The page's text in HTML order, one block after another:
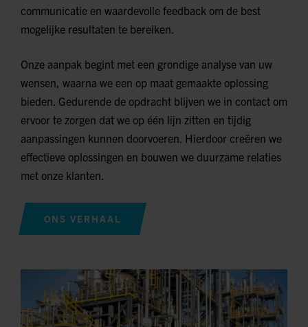
communicatie en waardevolle feedback om de best
mogelijke resultaten te bereiken.
Onze aanpak begint met een grondige analyse van uw
wensen, waarna we een op maat gemaakte oplossing
bieden. Gedurende de opdracht blijven we in contact om
ervoor te zorgen dat we op één lijn zitten en tijdig
aanpassingen kunnen doorvoeren. Hierdoor creëren we
effectieve oplossingen en bouwen we duurzame relaties
met onze klanten.
ONS VERHAAL